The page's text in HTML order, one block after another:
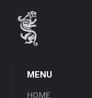
MENU
HOME